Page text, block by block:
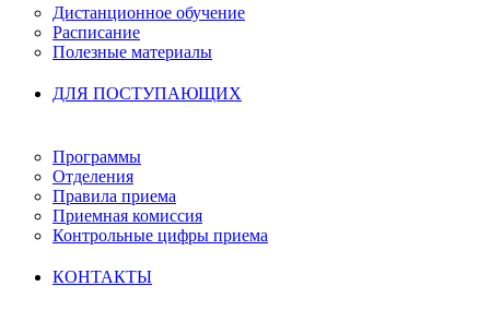
Дистанционное обучение
Расписание
Полезные материалы
ДЛЯ ПОСТУПАЮЩИХ
Программы
Отделения
Правила приема
Приемная комиссия
Контрольные цифры приема
КОНТАКТЫ